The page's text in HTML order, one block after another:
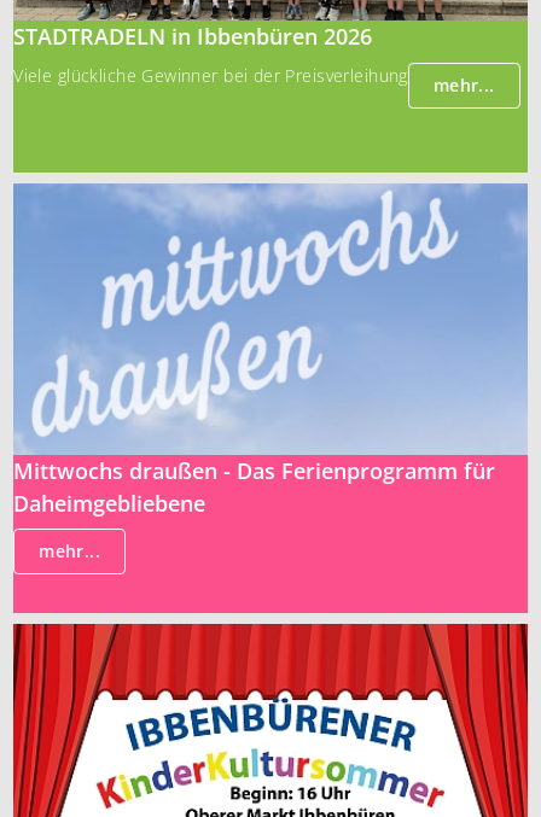
STADTRADELN in Ibbenbüren 2026
Viele glückliche Gewinner bei der Preisverleihung mehr...
Mittwochs draußen - Das Ferienprogramm für
Daheimgebliebene
mehr...